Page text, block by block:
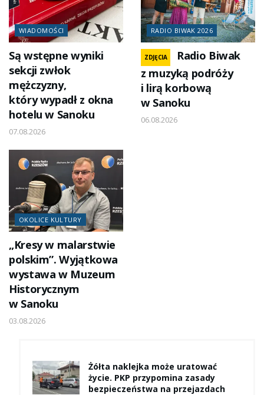
WIADOMOŚCI
Są wstępne wyniki
sekcji zwłok
mężczyzny,
który wypadł z okna
hotelu w Sanoku
07.08.2026
RADIO BIWAK 2026
ZDJĘCIA
Radio Biwak
z muzyką podróży
i lirą korbową
w Sanoku
06.08.2026
OKOLICE KULTURY
„Kresy w malarstwie
polskim”. Wyjątkowa
wystawa w Muzeum
Historycznym
w Sanoku
03.08.2026
Żółta naklejka może uratować
życie. PKP przypomina zasady
bezpieczeństwa na przejazdach